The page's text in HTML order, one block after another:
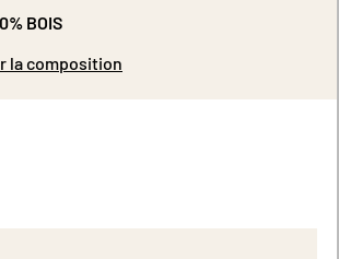
BOIS
la composition